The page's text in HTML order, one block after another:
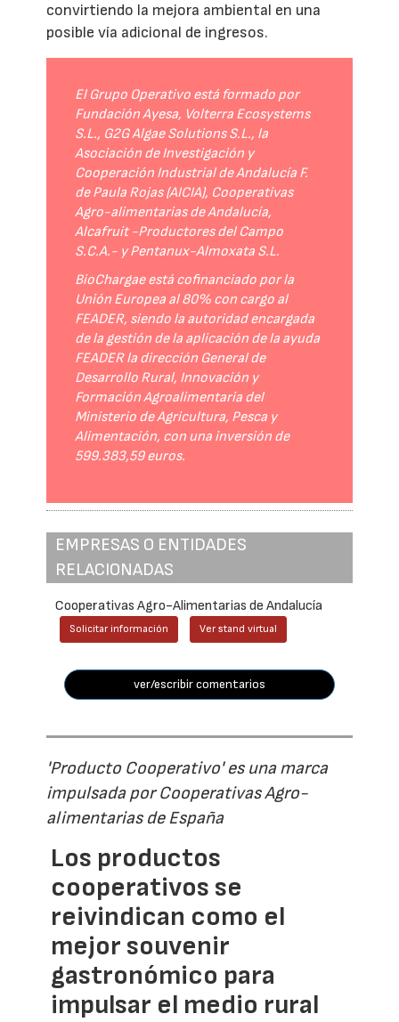
convirtiendo la mejora ambiental en una
posible vía adicional de ingresos.
El Grupo Operativo está formado por
Fundación Ayesa, Volterra Ecosystems
S.L., G2G Algae Solutions S.L., la
Asociación de Investigación y
Cooperación Industrial de Andalucía F.
de Paula Rojas (AICIA), Cooperativas
Agro-alimentarias de Andalucía,
Alcafruit -Productores del Campo
S.C.A.- y Pentanux-Almoxata S.L.
BioChargae está cofinanciado por la
Unión Europea al 80% con cargo al
FEADER, siendo la autoridad encargada
de la gestión de la aplicación de la ayuda
FEADER la dirección General de
Desarrollo Rural, Innovación y
Formación Agroalimentaria del
Ministerio de Agricultura, Pesca y
Alimentación, con una inversión de
599.383,59 euros.
EMPRESAS O ENTIDADES
RELACIONADAS
Cooperativas Agro-Alimentarias de Andalucía
Solicitar información Ver stand virtual
ver/escribir comentarios
'Producto Cooperativo' es una marca
impulsada por Cooperativas Agro-
alimentarias de España
Los productos
cooperativos se
reivindican como el
mejor souvenir
gastronómico para
impulsar el medio rural